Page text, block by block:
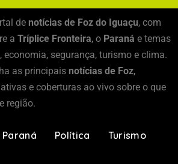
de notícias de Foz do Iguaçu, com
a Tríplice Fronteira, o Paraná e temas
segurança, turismo e clima.
as principais notícias de Foz,
e coberturas ao vivo sobre o que
região.
Paraná Política Turismo